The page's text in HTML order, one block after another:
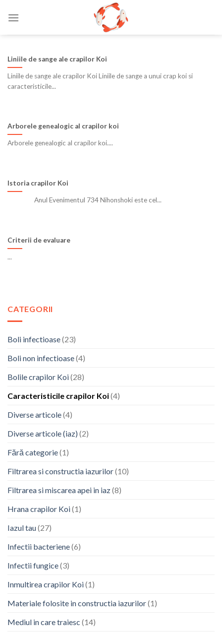
CATEGORII
Boli infectioase(23)
Boli non infectioase(4)
Bolile crapilor Koi(28)
Caracteristicile crapilor Koi(4)
Diverse articole(4)
Diverse articole (iaz) (2)
Fără categorie(1)
Filtrarea si constructia iazurilor(10)
Filtrarea si miscarea apei in iaz(8)
Hrana crapilor Koi(1)
Iazul tau(27)
Infectii bacteriene(6)
Infectii fungice(3)
Inmultirea crapilor Koi(1)
Materiale folosite in constructia iazurilor(1)
Mediul in care traiesc (14)
Liniile de sange ale crapilor Koi
Liniile de sange ale crapilor Koi Liniile de sange a unui crap koi si
caracteristicile...
Arborele genealogic al crapilor koi
Arborele genealogic al crapilor koi....
Istoria crapilor Koi
Anul Evenimentul 734 Nihonshoki este cel...
Criterii de evaluare
...